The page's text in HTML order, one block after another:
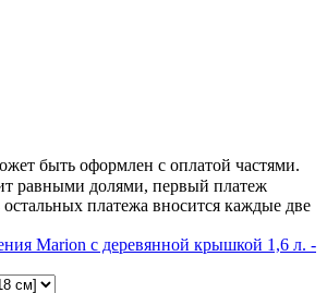
быть оформлен с оплатой частями.
равными долями, первый платеж
остальных платежа вносится каждые две
Marion с деревянной крышкой 1,6 л. -